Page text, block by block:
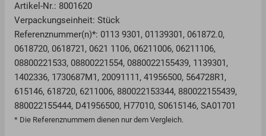
Artikel-Nr.: 8001620
Verpackungseinheit: Stück
Referenznummer(n)*: 0113 9301, 01139301, 061872.0,
0618720, 0618721, 0621 1106, 06211006, 06211106,
08800221533, 08800221554, 0880022155439, 1139301,
1402336, 1730687M1, 20091111, 41956500, 564728R1,
615146, 618720, 6211006, 880022153344, 880022155439,
880022155444, D41956500, H77010, S0615146, SA01701
* Die Referenznummern dienen nur dem Vergleich.